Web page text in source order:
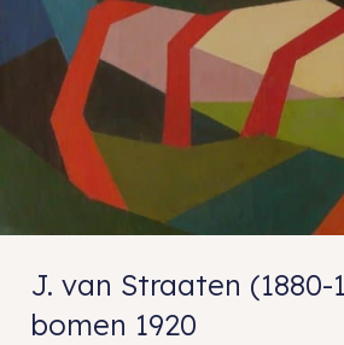
J. van Straaten (1880-
bomen 1920